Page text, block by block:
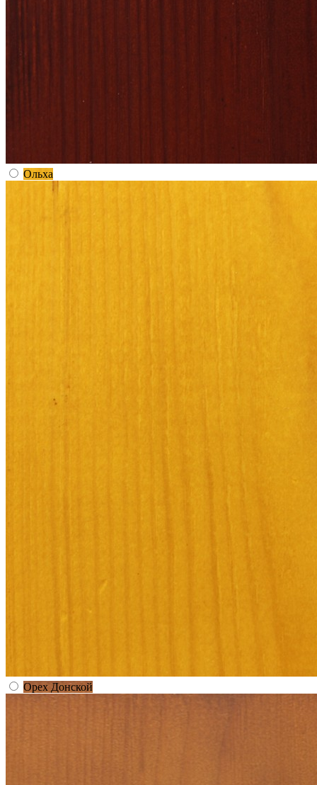
Ольха
Орех Донской